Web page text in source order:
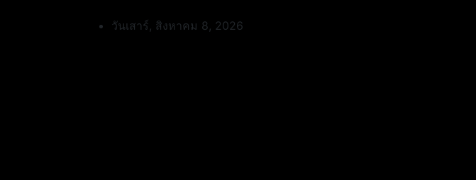
วันเสาร์, สิงหาคม 8, 2026